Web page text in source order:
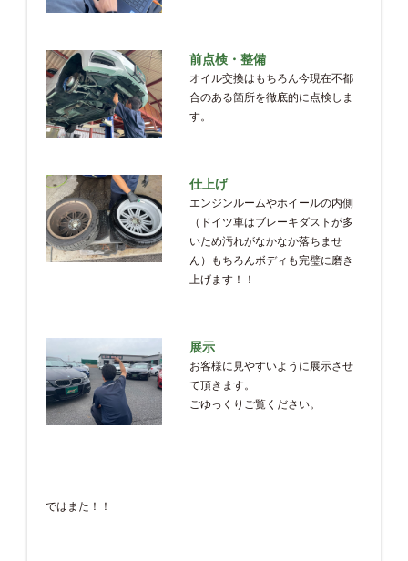
前点検・整備
オイル交換はもちろん今現在不都
合のある箇所を徹底的に点検しま
す。
仕上げ
エンジンルームやホイールの内側
（ドイツ車はブレーキダストが多
いため汚れがなかなか落ちませ
ん）もちろんボディも完璧に磨き
上げます！！
展示
お客様に見やすいように展示させ
て頂きます。
ごゆっくりご覧ください。
ではまた！！